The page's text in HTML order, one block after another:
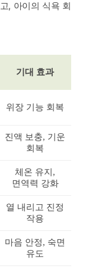
, 아이의 식욕 회
기대 효과
위장 기능 회복
진액 보충, 기운
회복
체온 유지,
면역력 강화
열 내리고 진정
작용
마음 안정, 숙면
유도